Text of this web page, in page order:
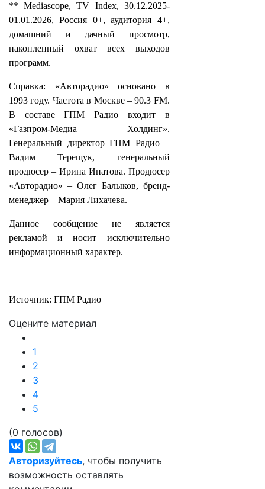
** Mediascope, TV Index, 30.12.2025-
01.01.2026, Россия 0+, аудитория 4+,
домашний и дачный просмотр,
накопленный охват всех выходов
программ.
Справка: «Авторадио» основано в
1993 году. Частота в Москве – 90.3 FM.
В составе ГПМ Радио входит в
«Газпром-Медиа Холдинг».
Генеральный директор ГПМ Радио –
Вадим Терещук, генеральный
продюсер – Ирина Ипатова. Продюсер
«Авторадио» – Олег Балыков, бренд-
менеджер – Мария Лихачева.
Данное сообщение не является
рекламой и носит исключительно
информационный характер.
Источник: ГПМ Радио
Оцените материал
1
2
3
4
5
(0 голосов)
Авторизуйтесь, чтобы получить
возможность оставлять